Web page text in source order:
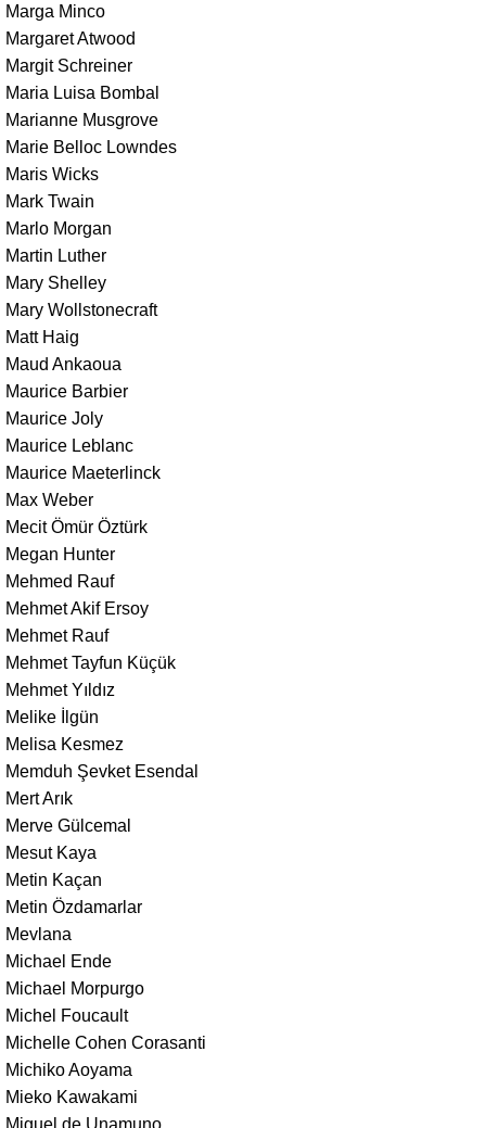
Marga Minco
Margaret Atwood
Margit Schreiner
Maria Luisa Bombal
Marianne Musgrove
Marie Belloc Lowndes
Maris Wicks
Mark Twain
Marlo Morgan
Martin Luther
Mary Shelley
Mary Wollstonecraft
Matt Haig
Maud Ankaoua
Maurice Barbier
Maurice Joly
Maurice Leblanc
Maurice Maeterlinck
Max Weber
Mecit Ömür Öztürk
Megan Hunter
Mehmed Rauf
Mehmet Akif Ersoy
Mehmet Rauf
Mehmet Tayfun Küçük
Mehmet Yıldız
Melike İlgün
Melisa Kesmez
Memduh Şevket Esendal
Mert Arık
Merve Gülcemal
Mesut Kaya
Metin Kaçan
Metin Özdamarlar
Mevlana
Michael Ende
Michael Morpurgo
Michel Foucault
Michelle Cohen Corasanti
Michiko Aoyama
Mieko Kawakami
Miguel de Unamuno